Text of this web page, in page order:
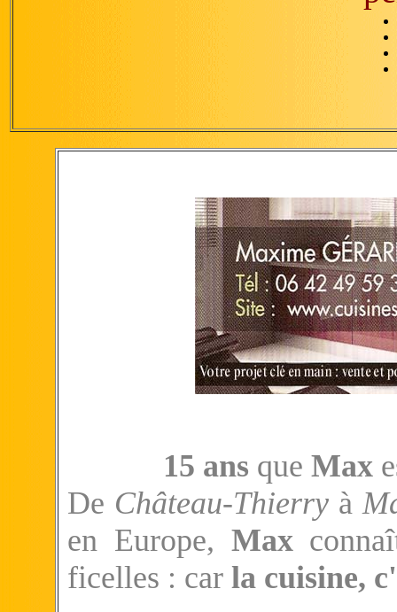
15 ans que Max
De Château-Thierry à
en Europe, Max
ficelles : car la cuisine,